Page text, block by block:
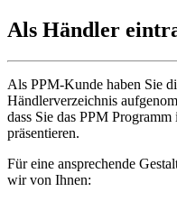
Als Händler
Als PPM-Kunde haben Sie
Händlerverzeichnis
dass Sie das PPM
präsentieren.
Für eine ansprechende
wir von Ihnen: